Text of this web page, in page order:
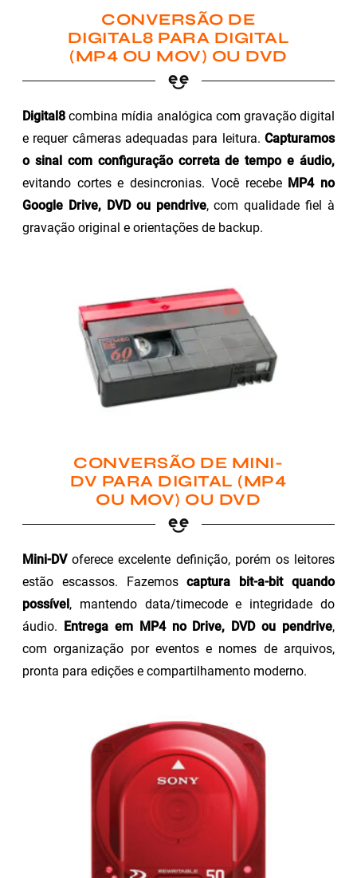
CONVERSÃO DE
DIGITAL8 PARA DIGITAL
(MP4 OU MOV) OU DVD
Digital8 combina mídia analógica com gravação digital
e requer câmeras adequadas para leitura. Capturamos
o sinal com configuração correta de tempo e áudio,
evitando cortes e desincronias. Você recebe MP4 no
Google Drive, DVD ou pendrive, com qualidade fiel à
gravação original e orientações de backup.
CONVERSÃO DE MINI-
DV PARA DIGITAL (MP4
OU MOV) OU DVD
Mini-DVoferece excelente definição, porém os leitores
estão escassos. Fazemoscaptura bit-a-bit quando
possível, mantendo data/timecode e integridade do
áudio. Entrega em MP4 no Drive, DVD ou pendrive,
com organização por eventos e nomes de arquivos,
pronta para edições e compartilhamento moderno.